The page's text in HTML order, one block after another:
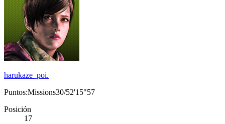
harukaze_poi.
Puntos:Missions30/52'15"57
Posición
17